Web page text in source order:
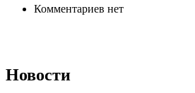
Комментариев нет
Новости